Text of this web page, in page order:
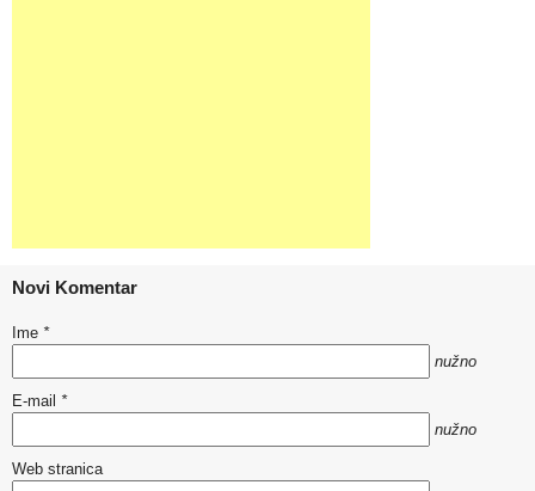
Novi Komentar
Ime *
nužno
E-mail *
nužno
Web stranica